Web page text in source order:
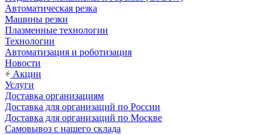
Автоматическая резка
Машины резки
Плазменные технологии
Технологии
Автоматизация и роботизация
Новости
Акции
Услуги
Доставка организациям
Доставка для организаций по России
Доставка для организаций по Москве
Самовывоз с нашего склада